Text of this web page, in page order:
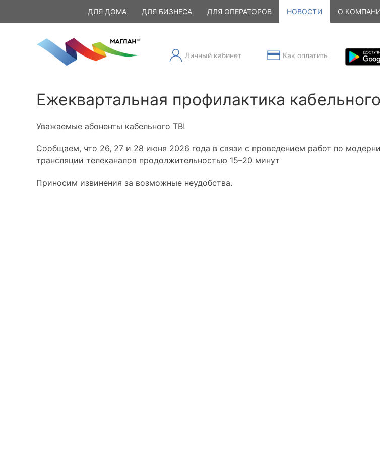
ДЛЯ ДОМА ДЛЯ БИЗНЕСА ДЛЯ ОПЕРАТОРОВ НОВОСТИ О
Личный кабинет Как оплатить
Ежеквартальная профилактика
Уважаемые абоненты кабельного ТВ!
Сообщаем, что 26, 27 и 28 июня 2026 года в связи с проведением работ по
трансляции телеканалов продолжительностью 15–20 минут
Приносим извинения за возможные неудобства.